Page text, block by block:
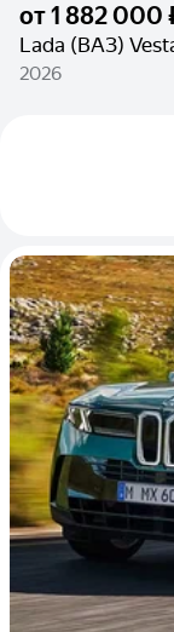
от1 882 000
Lada (ВАЗ)
2026